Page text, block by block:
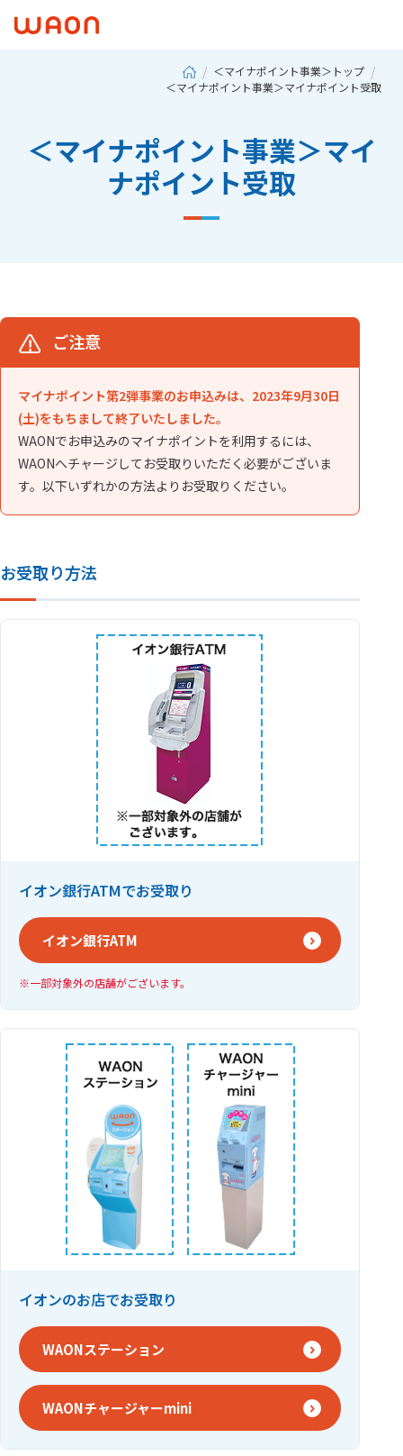
＜マイナポイント事業＞トップ
＜マイナポイント事業＞マイナポイント受取
＜マイナポイント事業＞マイ
ナポイント受取
ご注意
マイナポイント第2弾事業のお申込みは、2023年9月30日
(土)をもちまして終了いたしました。
WAONでお申込みのマイナポイントを利用するには、
WAONへチャージしてお受取りいただく必要がございま
す。以下いずれかの方法よりお受取りください。
お受取り方法
イオン銀行ATMでお受取り
イオン銀行ATM
一部対象外の店舗がございます。
イオンのお店でお受取り
WAONステーション
WAONチャージャーmini